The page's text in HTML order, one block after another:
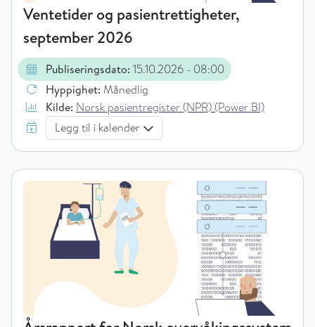
Ventetider og pasientrettigheter,
september 2026
Publiseringsdato: 15.10.2026 - 08:00
Hyppighet: Månedlig
Kilde: Norsk pasientregister (NPR) (Power BI)
Legg til i kalender